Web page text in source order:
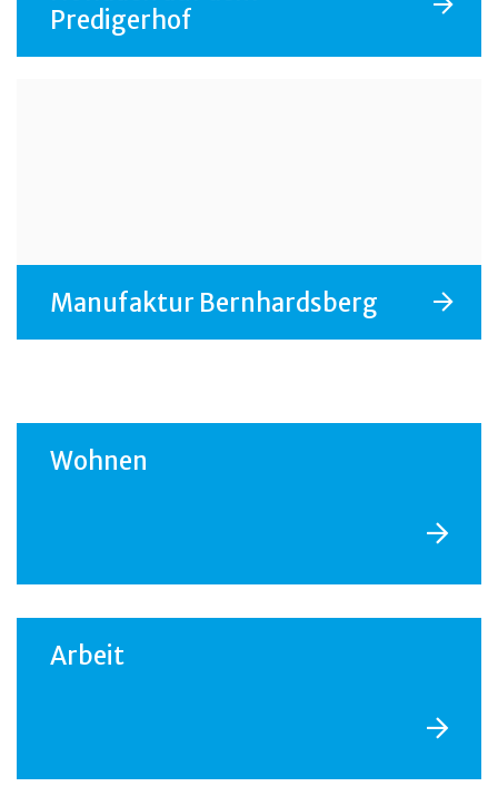
Predigerhof
Manufaktur Bernhardsberg
Wohnen
Arbeit